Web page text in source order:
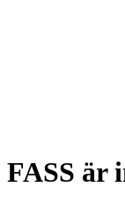
FASS är